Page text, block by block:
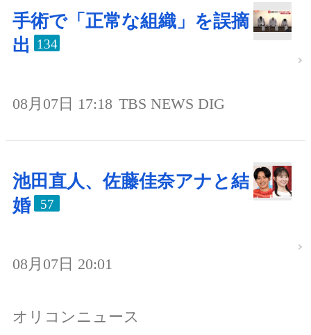
手術で「正常な組織」を誤摘
出
134
08月07日 17:18 TBS NEWS DIG
池田直人、佐藤佳奈アナと結
婚
57
08月07日 20:01
オリコンニュース